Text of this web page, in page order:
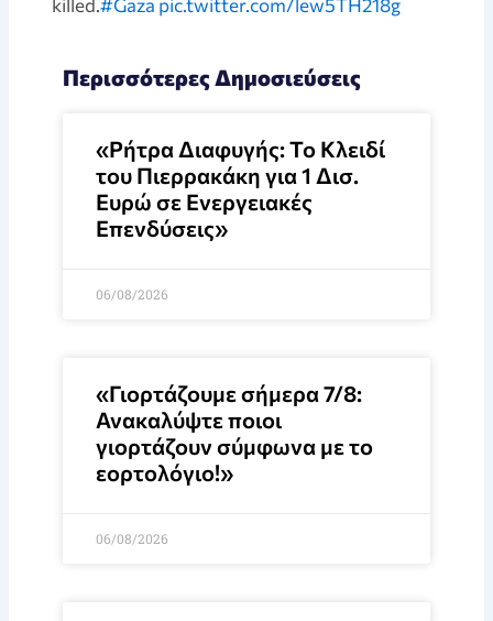
killed.#Gaza pic.twitter.com/lew5TH218g
Περισσότερες Δημοσιεύσεις
«Ρήτρα Διαφυγής: Το Κλειδί
του Πιερρακάκη για 1 Δισ.
Ευρώ σε Ενεργειακές
Επενδύσεις»
06/08/2026
«Γιορτάζουμε σήμερα 7/8:
Ανακαλύψτε ποιοι
γιορτάζουν σύμφωνα με το
εορτολόγιο!»
06/08/2026